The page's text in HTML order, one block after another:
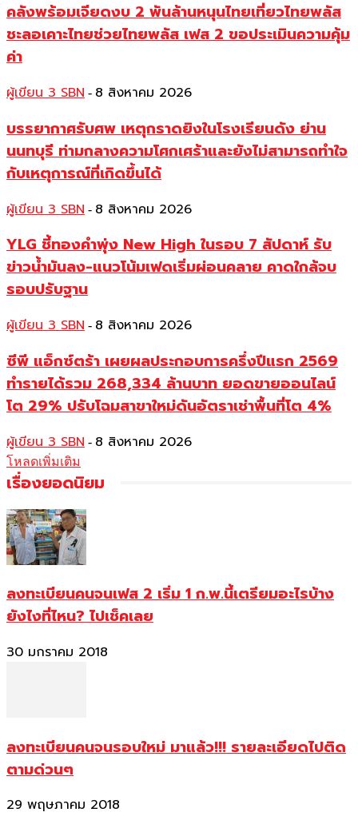
คลังพร้อมเจียดงบ 2 พันล้านหนุนไทยเที่ยวไทยพลัส
ชะลอเคาะไทยช่วยไทยพลัส เฟส 2 ขอประเมินความคุ้ม
ค่า
ผู้เขียน 3 SBN - 8 สิงหาคม 2026
บรรยากาศรับศพ เหตุกราดยิงในโรงเรียนดัง ย่าน
นนทบุรี ท่ามกลางความโศกเศร้าและยังไม่สามารถทำใจ
กับเหตุการณ์ที่เกิดขึ้นได้
ผู้เขียน 3 SBN - 8 สิงหาคม 2026
YLG ชี้ทองคำพุ่ง New High ในรอบ 7 สัปดาห์ รับ
ข่าวน้ำมันลง-แนวโน้มเฟดเริ่มผ่อนคลาย คาดใกล้จบ
รอบปรับฐาน
ผู้เขียน 3 SBN - 8 สิงหาคม 2026
ซีพี แอ็กซ์ตร้า เผยผลประกอบการครึ่งปีแรก 2569
ทำรายได้รวม 268,334 ล้านบาท ยอดขายออนไลน์
โต 29% ปรับโฉมสาขาใหม่ดันอัตราเช่าพื้นที่โต 4%
ผู้เขียน 3 SBN - 8 สิงหาคม 2026
โหลดเพิ่มเติม
เรื่องยอดนิยม
ลงทะเบียนคนจนเฟส 2 เริ่ม 1 ก.พ.นี้เตรียมอะไรบ้าง
ยังไงที่ไหน? ไปเช็คเลย
30 มกราคม 2018
ลงทะเบียนคนจนรอบใหม่ มาแล้ว!!! รายละเอียดไปติด
ตามด่วนๆ
29 พฤษภาคม 2018